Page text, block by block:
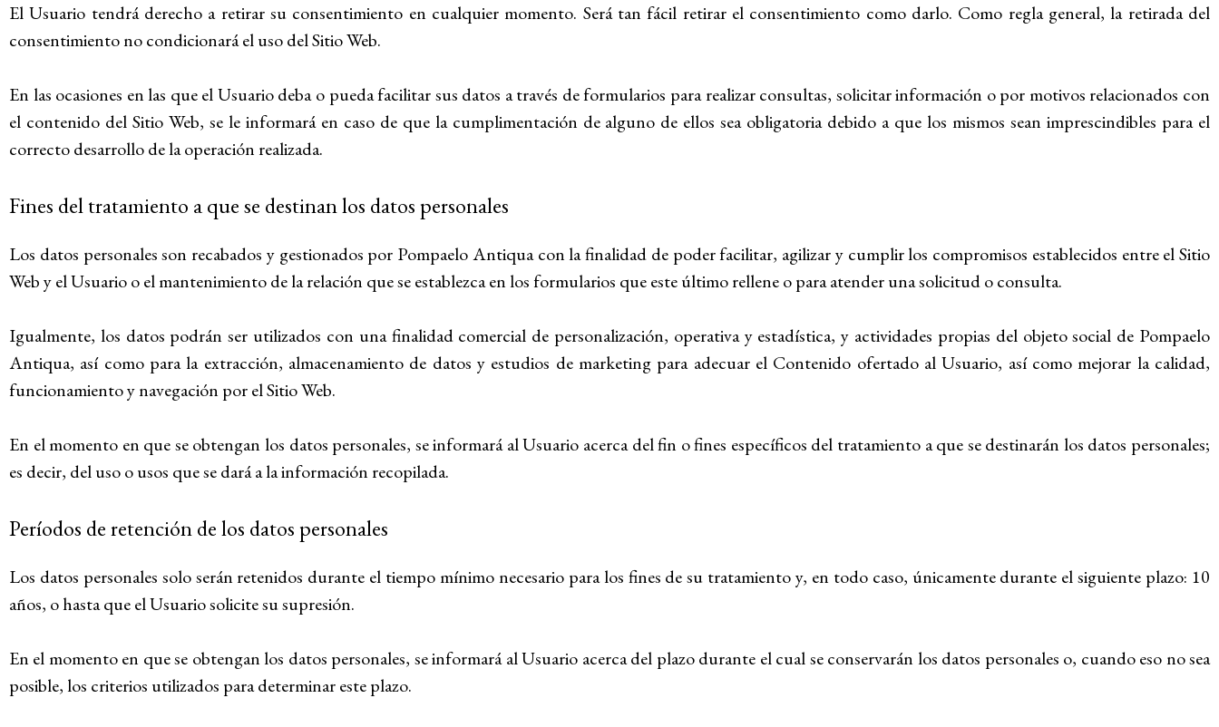
El Usuario tendrá derecho a retirar su consentimiento en cualquier momento. Será tan fácil retirar el consentimiento como darlo. Como regla general, la retirada del
consentimiento no condicionará el uso del Sitio Web.
En las ocasiones en las que el Usuario deba o pueda facilitar sus datos a través de formularios para realizar consultas, solicitar información o por motivos relacionados con
el contenido del Sitio Web, se le informará en caso de que la cumplimentación de alguno de ellos sea obligatoria debido a que los mismos sean imprescindibles para el
correcto desarrollo de la operación realizada.
Fines del tratamiento a que se destinan los datos personales
Los datos personales son recabados y gestionados por Pompaelo Antiqua con la finalidad de poder facilitar, agilizar y cumplir los compromisos establecidos entre el Sitio
Web y el Usuario o el mantenimiento de la relación que se establezca en los formularios que este último rellene o para atender una solicitud o consulta.
Igualmente, los datos podrán ser utilizados con una finalidad comercial de personalización, operativa y estadística, y actividades propias del objeto social de Pompaelo
Antiqua, así como para la extracción, almacenamiento de datos y estudios de marketing para adecuar el Contenido ofertado al Usuario, así como mejorar la calidad,
funcionamiento y navegación por el Sitio Web.
En el momento en que se obtengan los datos personales, se informará al Usuario acerca del fin o fines específicos del tratamiento a que se destinarán los datos personales;
es decir, del uso o usos que se dará a la información recopilada.
Períodos de retención de los datos personales
Los datos personales solo serán retenidos durante el tiempo mínimo necesario para los fines de su tratamiento y, en todo caso, únicamente durante el siguiente plazo: 10
años, o hasta que el Usuario solicite su supresión.
En el momento en que se obtengan los datos personales, se informará al Usuario acerca del plazo durante el cual se conservarán los datos personales o, cuando eso no sea
posible, los criterios utilizados para determinar este plazo.